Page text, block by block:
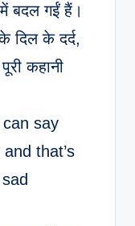
बदल गईं हैं।
दिल के दर्द,
कहानी
say
that’s